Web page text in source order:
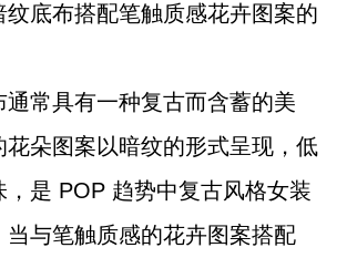
纹底布搭配笔触质感花卉图案的
通常具有一种复古而含蓄的美
花朵图案以暗纹的形式呈现，低
，是 POP 趋势中复古风格女装
当与笔触质感的花卉图案搭配